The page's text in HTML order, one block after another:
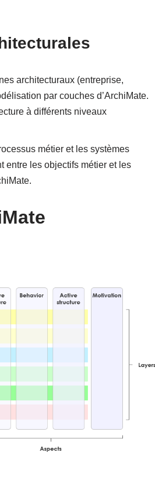
architecturaux (entreprise,
par couches d’ArchiMate.
à différents niveaux
métier et les systèmes
entre les objectifs métier et les